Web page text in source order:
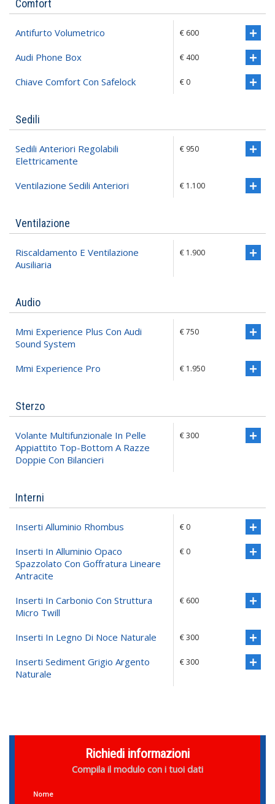
Comfort
Antifurto Volumetrico € 600
Audi Phone Box € 400
Chiave Comfort Con Safelock € 0
Sedili
Sedili Anteriori Regolabili
Elettricamente
€ 950
Ventilazione Sedili Anteriori € 1.100
Ventilazione
Riscaldamento E Ventilazione
Ausiliaria
€ 1.900
Audio
Mmi Experience Plus Con Audi
Sound System
€ 750
Mmi Experience Pro € 1.950
Sterzo
Volante Multifunzionale In Pelle
Appiattito Top-Bottom A Razze
Doppie Con Bilancieri
€ 300
Interni
Inserti Alluminio Rhombus € 0
Inserti In Alluminio Opaco
Spazzolato Con Goffratura Lineare
Antracite
€ 0
Inserti In Carbonio Con Struttura
Micro Twill
€ 600
Inserti In Legno Di Noce Naturale € 300
Inserti Sediment Grigio Argento
Naturale
€ 300
Richiedi informazioni
Compila il modulo con i tuoi dati
Nome